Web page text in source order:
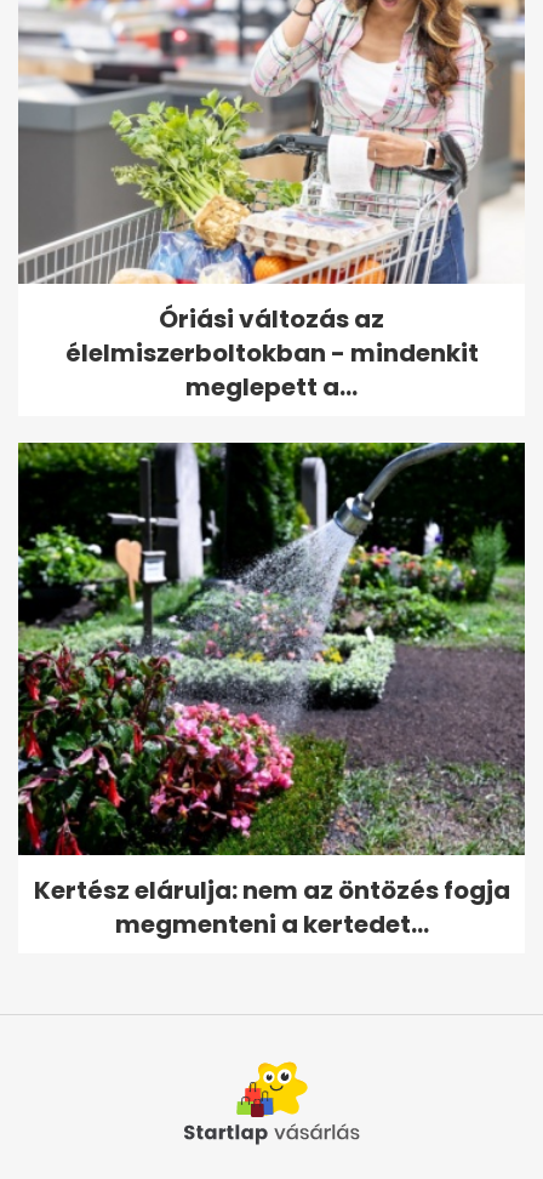
Óriási változás az
élelmiszerboltokban - mindenkit
meglepett a...
Kertész elárulja: nem az öntözés fogja
megmenteni a kertedet...